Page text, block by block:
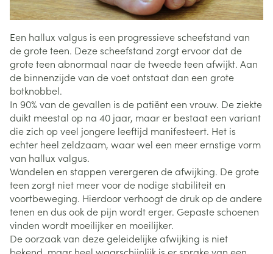
Een hallux valgus is een progressieve scheefstand van
de grote teen. Deze scheefstand zorgt ervoor dat de
grote teen abnormaal naar de tweede teen afwijkt. Aan
de binnenzijde van de voet ontstaat dan een grote
botknobbel.
In 90% van de gevallen is de patiënt een vrouw. De ziekte
duikt meestal op na 40 jaar, maar er bestaat een variant
die zich op veel jongere leeftijd manifesteert. Het is
echter heel zeldzaam, waar wel een meer ernstige vorm
van hallux valgus.
Wandelen en stappen verergeren de afwijking. De grote
teen zorgt niet meer voor de nodige stabiliteit en
voortbeweging. Hierdoor verhoogt de druk op de andere
tenen en dus ook de pijn wordt erger. Gepaste schoenen
vinden wordt moeilijker en moeilijker.
De oorzaak van deze geleidelijke afwijking is niet